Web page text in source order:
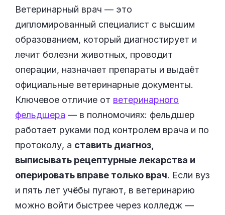
Ветеринарный врач — это
дипломированный специалист с высшим
образованием, который диагностирует и
лечит болезни животных, проводит
операции, назначает препараты и выдаёт
официальные ветеринарные документы.
Ключевое отличие от ветеринарного
фельдшера — в полномочиях: фельдшер
работает руками под контролем врача и по
протоколу, а ставить диагноз,
выписывать рецептурные лекарства и
оперировать вправе только врач. Если вуз
и пять лет учёбы пугают, в ветеринарию
можно войти быстрее через колледж —